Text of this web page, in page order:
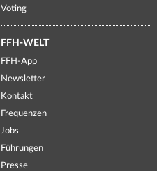
Voting
FFH-WELT
FFH-App
Newsletter
Kontakt
Frequenzen
Jobs
Führungen
Presse